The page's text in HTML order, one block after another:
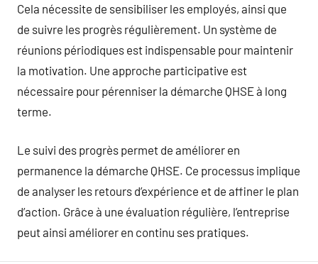
Cela nécessite de sensibiliser les employés, ainsi que
de suivre les progrès régulièrement. Un système de
réunions périodiques est indispensable pour maintenir
la motivation. Une approche participative est
nécessaire pour pérenniser la démarche QHSE à long
terme.
Le suivi des progrès permet de améliorer en
permanence la démarche QHSE. Ce processus implique
de analyser les retours d’expérience et de affiner le plan
d’action. Grâce à une évaluation régulière, l’entreprise
peut ainsi améliorer en continu ses pratiques.